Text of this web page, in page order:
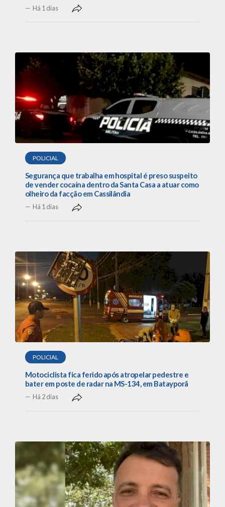
Há 1 dias
POLICIAL
Segurança que trabalha em hospital é preso suspeito
de vender cocaína dentro da Santa Casa a atuar como
olheiro da facção em Cassilândia
Há 1 dias
POLICIAL
Motociclista fica ferido após atropelar pedestre e
bater em poste de radar na MS-134, em Batayporã
Há 2 dias